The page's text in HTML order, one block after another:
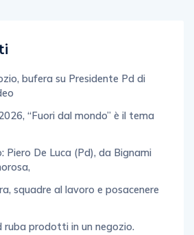
bufera su Presidente Pd di
“Fuori dal mondo” è il tema
Piero De Luca (Pd), da Bignami
squadre al lavoro e posacenere
ruba prodotti in un negozio.